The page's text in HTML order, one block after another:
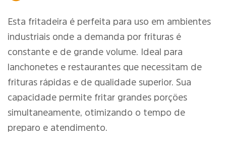
Esta fritadeira é perfeita para uso em ambientes
industriais onde a demanda por frituras é
constante e de grande volume. Ideal para
lanchonetes e restaurantes que necessitam de
frituras rápidas e de qualidade superior. Sua
capacidade permite fritar grandes porções
simultaneamente, otimizando o tempo de
preparo e atendimento.